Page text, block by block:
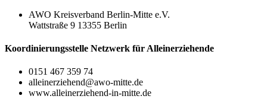
AWO Kreisverband Berlin-Mitte e.V.
Wattstraße 9 13355 Berlin
Koordinierungsstelle Netzwerk für Alleinerziehende
0151 467 359 74
alleinerziehend@awo-mitte.de
www.alleinerziehend-in-mitte.de